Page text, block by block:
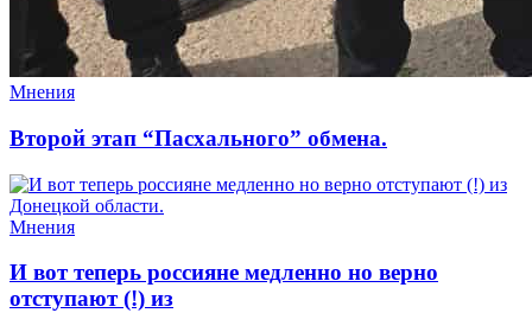
Мнения
Второй этап “Пасхального” обмена.
Мнения
И вот теперь россияне медленно но верно
отступают (!) из